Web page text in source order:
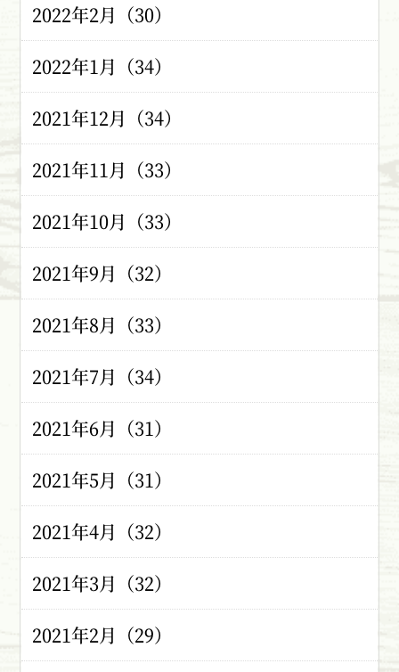
2022年2月（30）
2022年1月（34）
2021年12月（34）
2021年11月（33）
2021年10月（33）
2021年9月（32）
2021年8月（33）
2021年7月（34）
2021年6月（31）
2021年5月（31）
2021年4月（32）
2021年3月（32）
2021年2月（29）